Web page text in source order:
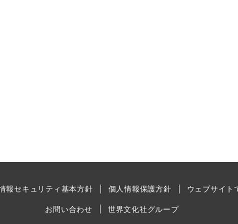
報セキュリティ基本方針 個人情報保護方針 ウェブサイト
お問い合わせ 世界文化社グループ